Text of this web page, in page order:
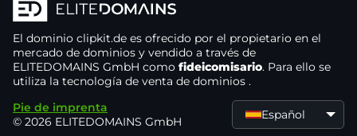
El dominio clipkit.de es ofrecido por el propietario en el
mercado de dominios y vendido a través de
ELITEDOMAINS GmbH como fideicomisario. Para ello se
utiliza la tecnología de venta de dominios .
Pie de imprenta
© 2026 ELITEDOMAINS GmbH
Español